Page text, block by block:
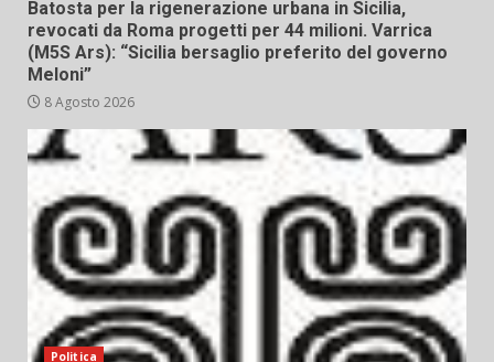
Batosta per la rigenerazione urbana in Sicilia,
revocati da Roma progetti per 44 milioni. Varrica
(M5S Ars): “Sicilia bersaglio preferito del governo
Meloni”
8 Agosto 2026
Politica